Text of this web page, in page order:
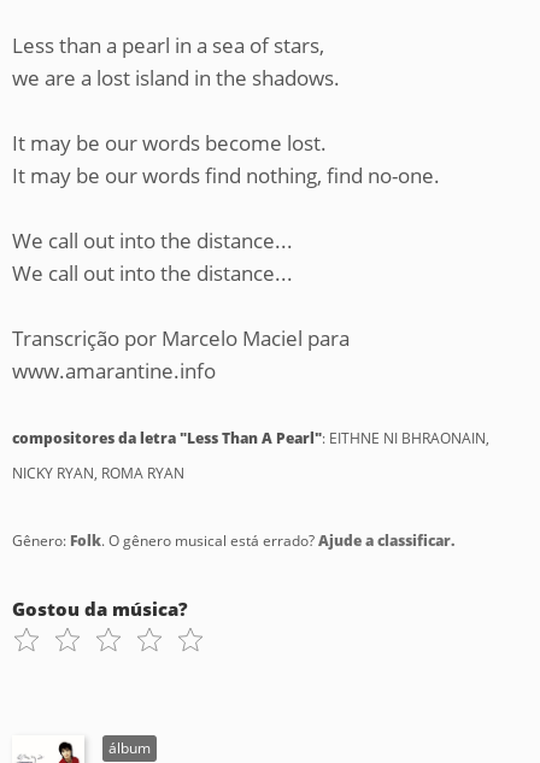
Less than a pearl in a sea of stars,
we are a lost island in the shadows.
It may be our words become lost.
It may be our words find nothing, find no-one.
We call out into the distance...
We call out into the distance...
Transcrição por Marcelo Maciel para
www.amarantine.info
compositores da letra "Less Than A Pearl": EITHNE NI BHRAONAIN,
NICKY RYAN, ROMA RYAN
Gênero: Folk. O gênero musical está errado?Ajude a classificar.
Gostou da música?
álbum